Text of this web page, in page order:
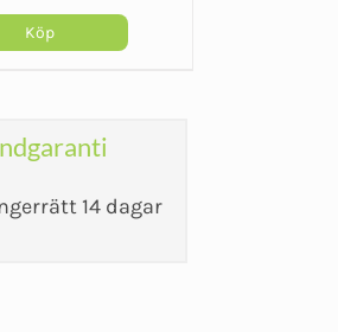
priset
Köp
14 dagar